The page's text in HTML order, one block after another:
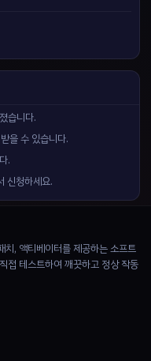
습니다.
을 수 있습니다.
.
신청하세요.
, 액티베이터를 제공하는 소프트
접 테스트하여 깨끗하고 정상 작동